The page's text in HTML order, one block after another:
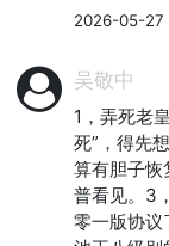
2026-05-27
吴敬中
1，弄死老
死”，得先
算有胆子恢
普看见。3
零一版协议